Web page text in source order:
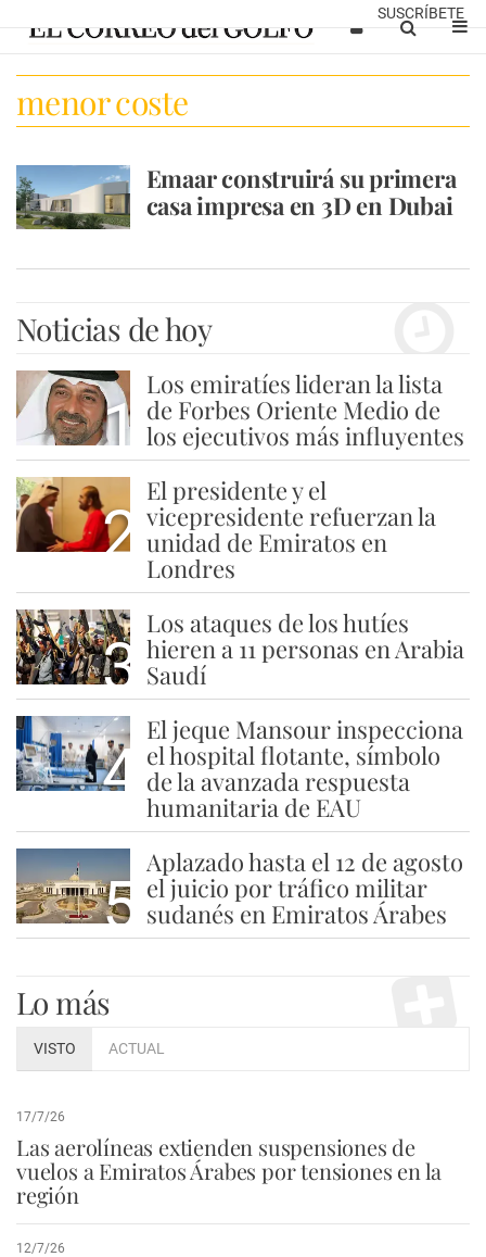
SUSCRÍBETE
menor coste
Emaar construirá su primera
casa impresa en 3D en Dubai
Noticias de hoy
1
Los emiratíes lideran la lista
de Forbes Oriente Medio de
los ejecutivos más influyentes
2
El presidente y el
vicepresidente refuerzan la
unidad de Emiratos en
Londres
3
Los ataques de los hutíes
hieren a 11 personas en Arabia
Saudí
4
El jeque Mansour inspecciona
el hospital flotante, símbolo
de la avanzada respuesta
humanitaria de EAU
5
Aplazado hasta el 12 de agosto
el juicio por tráfico militar
sudanés en Emiratos Árabes
Lo más
VISTO ACTUAL
17/7/26
Las aerolíneas extienden suspensiones de
vuelos a Emiratos Árabes por tensiones en la
región
12/7/26